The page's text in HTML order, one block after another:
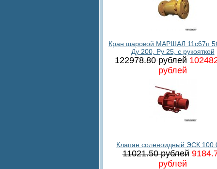
Кран шаровой МАРШАЛ 11с67п
Ду 200, Ру 25, с рукояткой
122978.80 рублей
рублей
Клапан соленоидный ЭСК
11021.50 рублей
рублей